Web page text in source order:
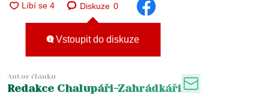
Diskuze 0
Vstoupit do diskuze
Autor článku
Redakce Chalupáři-Zahrádkáři